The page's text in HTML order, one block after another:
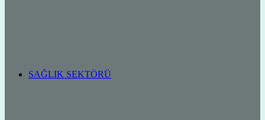
SAĞLIK SEKTÖRÜ